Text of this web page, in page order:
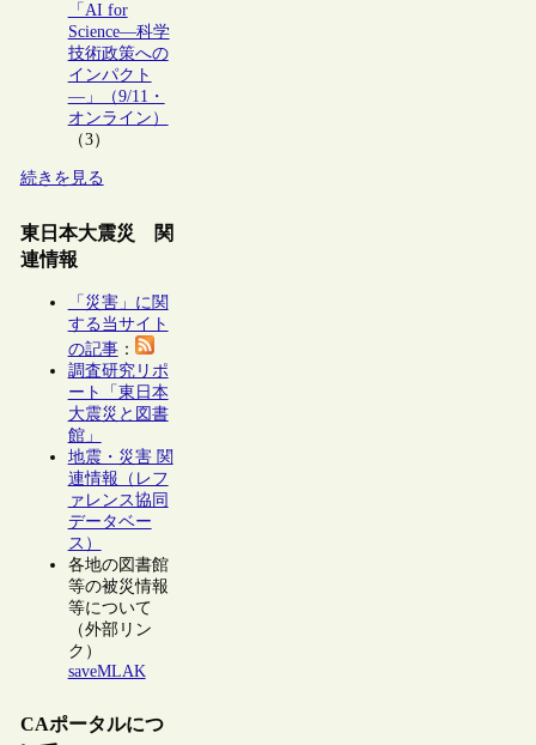
「AI for
Science―科学
技術政策への
インパクト
―」（9/11・
オンライン）
（3）
続きを見る
東日本大震災 関
連情報
「災害」に関
する当サイト
の記事：
調査研究リポ
ート「東日本
大震災と図書
館」
地震・災害 関
連情報（レフ
ァレンス協同
データベー
ス）
各地の図書館
等の被災情報
等について
（外部リン
ク）
saveMLAK
CAポータルにつ